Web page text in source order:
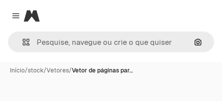
Close menu
Magnific
Início/stock/Vetores/Vetor de páginas par…